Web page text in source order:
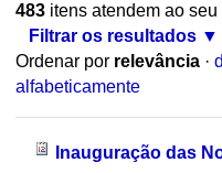
483itens atendem ao seu
Filtrar os resultados
Ordenar por relevância ·
alfabeticamente
Inauguração das